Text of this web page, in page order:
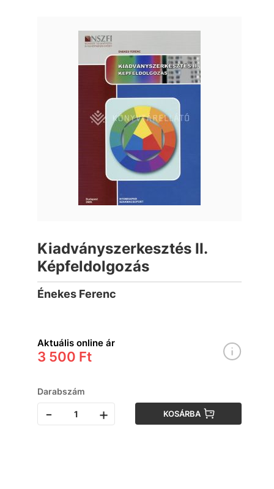
Kiadványszerkesztés II.
Képfeldolgozás
Énekes Ferenc
Aktuális online ár
3 500 Ft
Darabszám
- + KOSÁRBA